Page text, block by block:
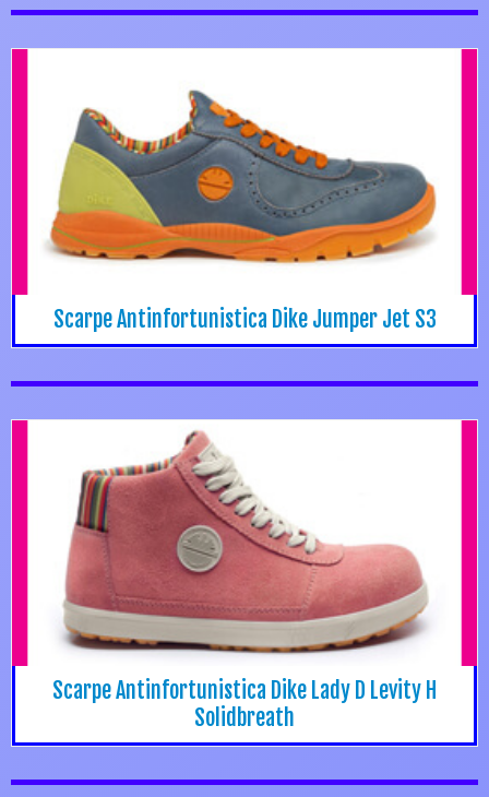
Scarpe Antinfortunistica Dike Jumper Jet S3
Scarpe Antinfortunistica Dike Lady D Levity H
Solidbreath